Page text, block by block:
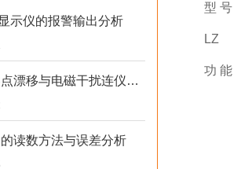
示仪的报警输出分析
压力变送器零点漂移与电磁干扰连仪教你快速排查
读数方法与误差分析
型 号
LZ
功 能